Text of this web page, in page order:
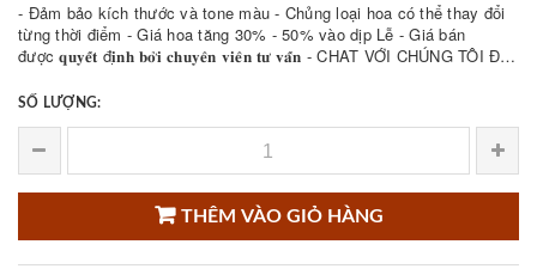
- Đảm bảo kích thước và tone màu - Chủng loại hoa có thể thay đổi
từng thời điểm - Giá hoa tăng 30% - 50% vào dịp Lễ - Giá bán
được 𝐪𝐮𝐲𝐞̂́𝐭 đ𝐢̣𝐧𝐡 𝐛𝐨̛̉𝐢 𝐜𝐡𝐮𝐲𝐞̂𝐧 𝐯𝐢𝐞̂𝐧 𝐭𝐮̛ 𝐯𝐚̂́𝐧 - CHAT VỚI CHÚNG TÔI ĐỂ
SỐ LƯỢNG:
THÊM VÀO GIỎ HÀNG